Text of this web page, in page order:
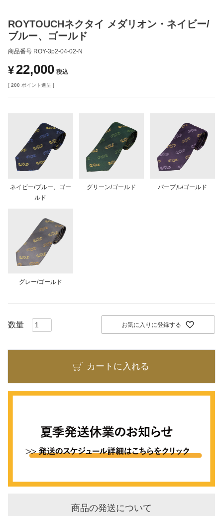
ROYTOUCHネクタイ メダリオン・ネイビー/
ブルー、ゴールド
商品番号 ROY-3p2-04-02-N
¥ 22,000 税込
[ 200 ポイント進呈 ]
ネイビー/ブルー、ゴー
ルド
グリーン/ゴールド パープル/ゴールド
グレー/ゴールド
お気に入りに登録する
カートに入れる
商品の発送について